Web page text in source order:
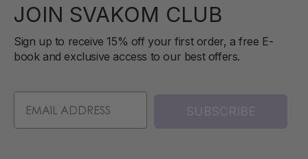
JOIN SVAKOM CLUB
Sign up to receive 15% off your first order, a free E-
book and exclusive access to our best offers.
SUBSCRIBE